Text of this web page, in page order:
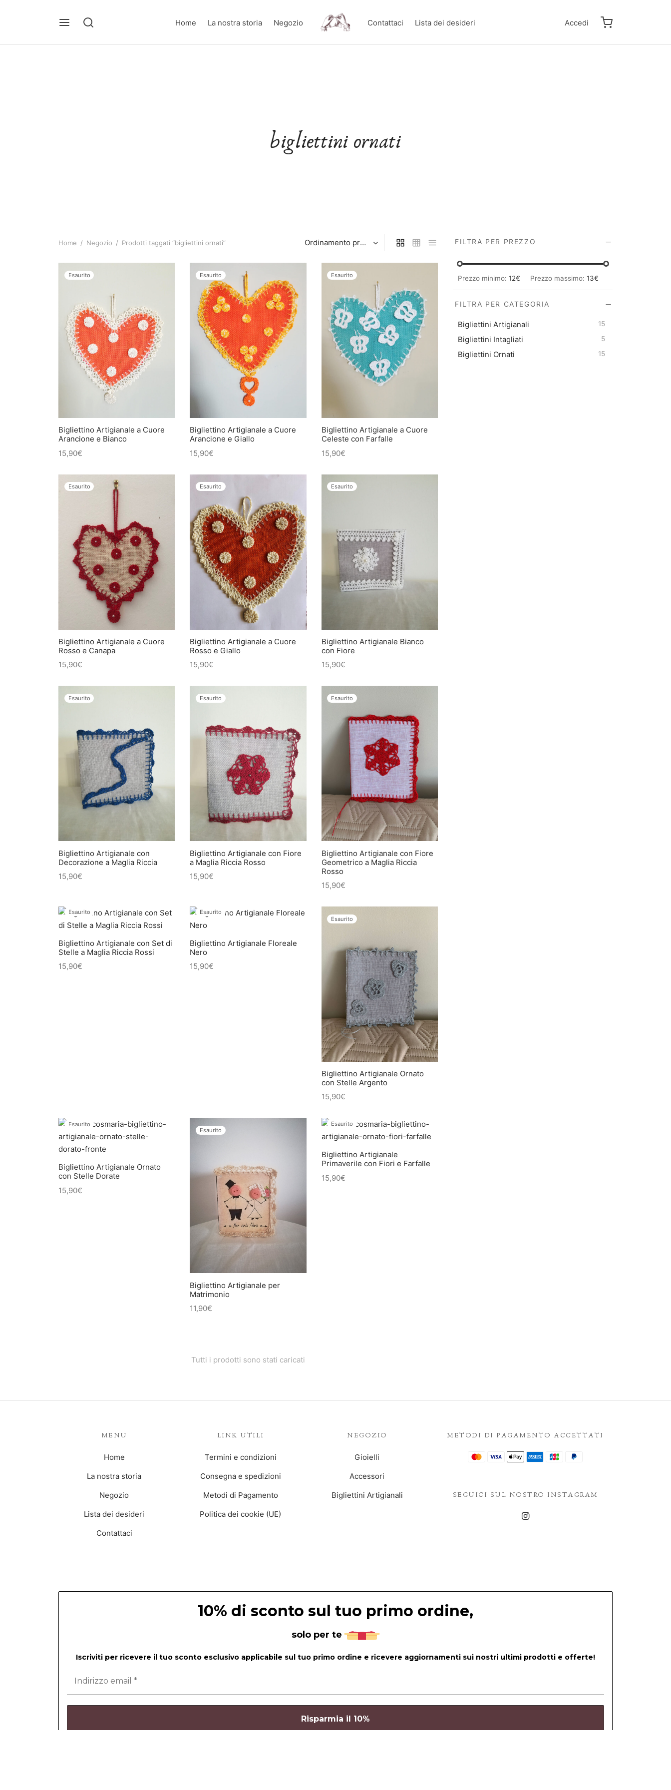
Home La nostra storia Negozio Contattaci Lista dei desideri Accedi
bigliettini ornati
FILTRA PER PREZZO
Prezzo minimo: 12€ Prezzo massimo: 13€
FILTRA PER CATEGORIA
Bigliettini Artigianali 15
Bigliettini Intagliati 5
Bigliettini Ornati 15
Home / Negozio / Prodotti taggati “bigliettini ornati”
Esaurito
Bigliettino Artigianale a Cuore
Arancione e Bianco
15,90€
Esaurito
Bigliettino Artigianale a Cuore
Arancione e Giallo
15,90€
Esaurito
Bigliettino Artigianale a Cuore
Celeste con Farfalle
15,90€
Esaurito
Bigliettino Artigianale a Cuore
Rosso e Canapa
15,90€
Esaurito
Bigliettino Artigianale a Cuore
Rosso e Giallo
15,90€
Esaurito
Bigliettino Artigianale Bianco
con Fiore
15,90€
Esaurito
Bigliettino Artigianale con
Decorazione a Maglia Riccia
15,90€
Esaurito
Bigliettino Artigianale con Fiore
a Maglia Riccia Rosso
15,90€
Esaurito
Bigliettino Artigianale con Fiore
Geometrico a Maglia Riccia
Rosso
15,90€
Esaurito
Bigliettino Artigianale con Set di
Stelle a Maglia Riccia Rossi
15,90€
Esaurito
Bigliettino Artigianale Floreale
Nero
15,90€
Esaurito
Bigliettino Artigianale Ornato
con Stelle Argento
15,90€
Esaurito
Bigliettino Artigianale Ornato
con Stelle Dorate
15,90€
Esaurito
Bigliettino Artigianale per
Matrimonio
11,90€
Esaurito
Bigliettino Artigianale
Primaverile con Fiori e Farfalle
15,90€
Tutti i prodotti sono stati caricati
METODI DI PAGAMENTO ACCETTATI
SEGUICI SUL NOSTRO INSTAGRAM
LINK UTILI
Termini e condizioni
Consegna e spedizioni
Metodi di Pagamento
Politica dei cookie (UE)
NEGOZIO
Gioielli
Accessori
Bigliettini Artigianali
MENU
Home
La nostra storia
Negozio
Lista dei desideri
Contattaci
10% di sconto sul tuo primo ordine,
solo per te
Iscriviti per ricevere il tuo sconto esclusivo applicabile sul tuo primo ordine e ricevere aggiornamenti sui nostri ultimi prodotti e offerte!